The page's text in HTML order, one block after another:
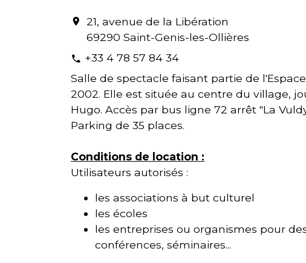
location_on
21, avenue de la Libération
69290 Saint-Genis-les-Ollières
phone +33 4 78 57 84 34
Salle de spectacle faisant partie de
2002. Elle est située au centre du village,
Hugo. Accès par bus ligne 72 arrêt "La
Parking de 35 places.
Conditions de location :
Utilisateurs autorisés :
les associations à but culturel
les écoles
les entreprises ou organismes pour
conférences, séminaires...